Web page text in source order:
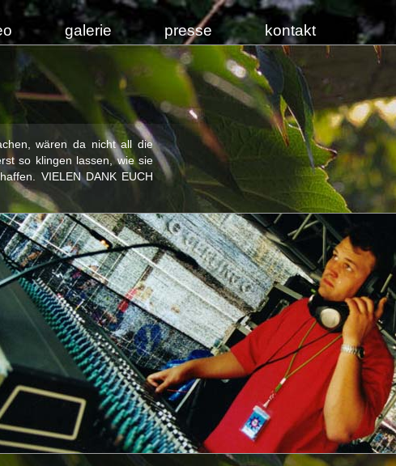
galerie presse kontakt
wären da nicht all die
so klingen lassen, wie sie
VIELEN DANK EUCH